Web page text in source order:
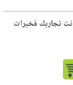
تجاربك فخبرات